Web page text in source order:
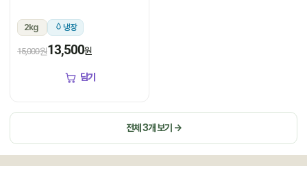
2kg 냉장
15,000원13,500원
담기
전체 3개 보기 →